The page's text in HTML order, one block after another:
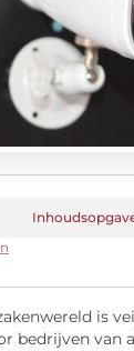
is
bedrijven van